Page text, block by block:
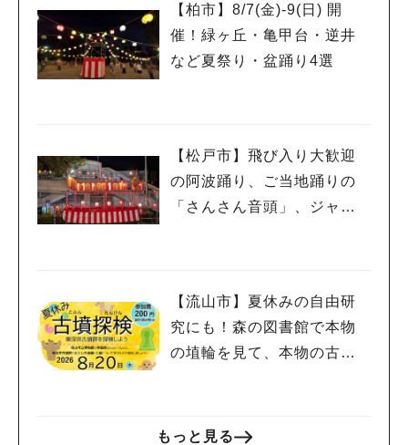
【柏市】8/7(金)‐9(日) 開
催！緑ヶ丘・亀甲台・逆井
など夏祭り・盆踊り4選
【松戸市】飛び入り大歓迎
の阿波踊り、ご当地踊りの
「さんさん音頭」、ジャ
【流山市】夏休みの自由研
究にも！森の図書館で本物
の埴輪を見て、本物の古墳
もっと見る
人気のキーワード
#ラーメン#ショッピング#カフェ #スイーツ #パン #カレー#柏駅
#イベント#公園#教えたい／教えて投稿記事